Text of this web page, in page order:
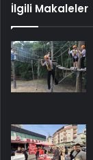
İlgili Makaleler